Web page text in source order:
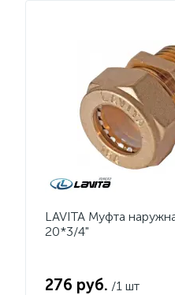
LAVITA Муфта
20*3/4"
276 руб. /1 шт